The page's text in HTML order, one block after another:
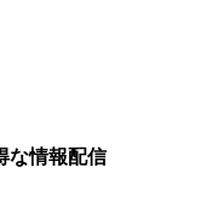
な情報配信